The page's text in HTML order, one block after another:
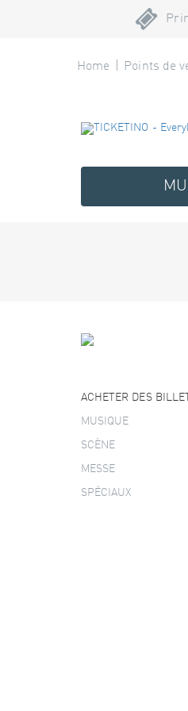
Home Points de
ACHETER DES
MUSIQUE
SCÈNE
MESSE
SPÉCIAUX